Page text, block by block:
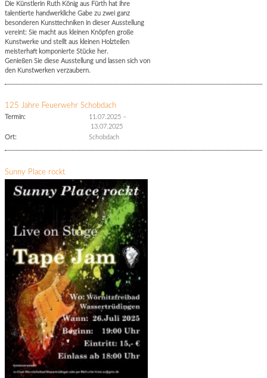
Die Künstlerin Ruth König aus Fürth hat ihre
talentierte handwerkliche Gabe zu zwei ganz
besonderen Kunsttechniken in dieser Ausstellung
vereint: Sie macht aus kleinen Knöpfen große
Kunstwerke und stellt aus kleinen Holzteilen
meisterhaft komponierte Stücke her.
Genießen Sie diese Ausstellung und lassen sich von
den Kunstwerken verzaubern.
125 Jahre Feuerwehr Schobdach
Termin: 11.07.2025 –
13.07.2025
Ort:
Schobdach
Sunny Place rockt